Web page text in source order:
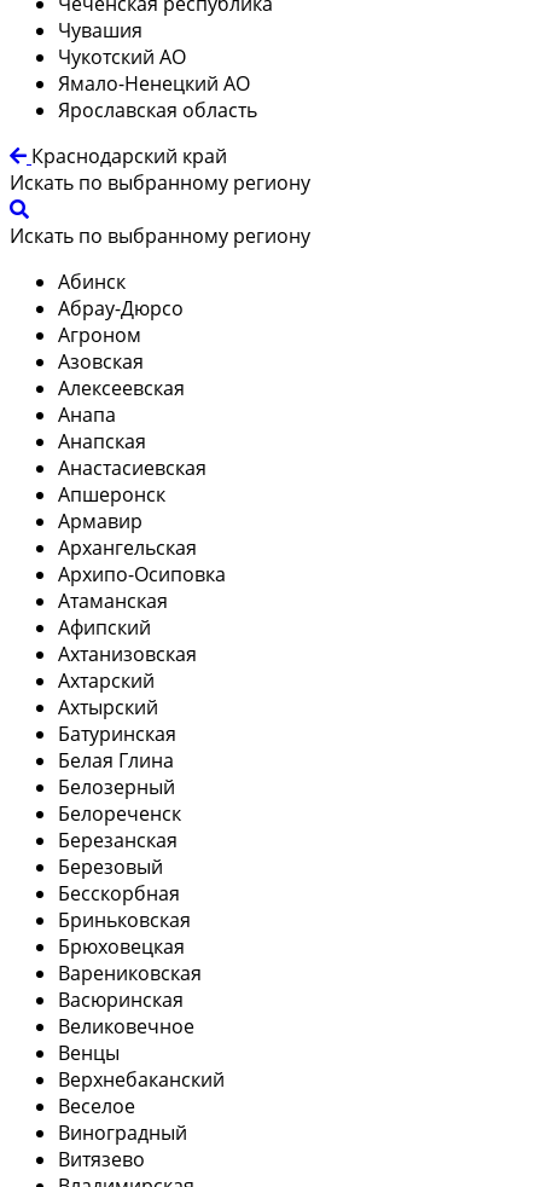
Чувашия
Чукотский АО
Ямало-Ненецкий АО
Ярославская область
Краснодарский край
Искать по выбранному региону
Искать по выбранному региону
Абинск
Абрау-Дюрсо
Агроном
Азовская
Алексеевская
Анапа
Анапская
Анастасиевская
Апшеронск
Армавир
Архангельская
Архипо-Осиповка
Атаманская
Афипский
Ахтанизовская
Ахтарский
Ахтырский
Батуринская
Белая Глина
Белозерный
Белореченск
Березанская
Березовый
Бесскорбная
Бриньковская
Брюховецкая
Варениковская
Васюринская
Великовечное
Венцы
Верхнебаканский
Веселое
Виноградный
Витязево